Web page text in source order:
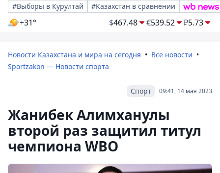
#Выборы в Курултай
#Казахстан в сравнении
+31° $467.48 €539.52 ₽5.73
Новости Казахстана и мира на сегодня
Все новости
Sportzakon — Новости спорта
09:41, 14 мая 2023
Спорт
Жанибек Алимханулы
второй раз защитил титул
чемпиона WBO